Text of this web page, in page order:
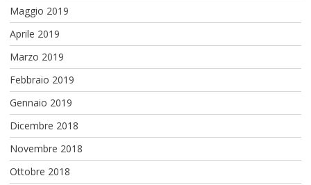
Maggio 2019
Aprile 2019
Marzo 2019
Febbraio 2019
Gennaio 2019
Dicembre 2018
Novembre 2018
Ottobre 2018